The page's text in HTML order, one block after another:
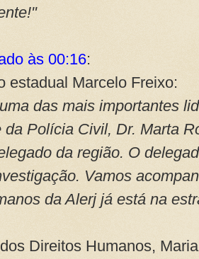
às 00:16:
estadual Marcelo Freixo:
das mais importantes
da Polícia Civil, Dr. Marta
da região. O
Vamos
da Alerj já está na
Direitos Humanos,